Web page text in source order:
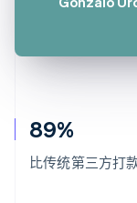
89%
比传统第三方打